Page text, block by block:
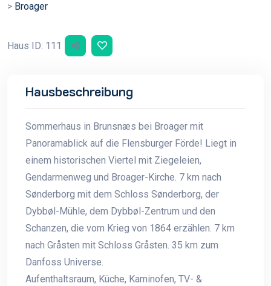
> Broager
Haus ID: 111
Hausbeschreibung
Sommerhaus in Brunsnæs bei Broager mit
Panoramablick auf die Flensburger Förde! Liegt in
einem historischen Viertel mit Ziegeleien,
Gendarmenweg und Broager-Kirche. 7 km nach
Sønderborg mit dem Schloss Sønderborg, der
Dybbøl-Mühle, dem Dybbøl-Zentrum und den
Schanzen, die vom Krieg von 1864 erzählen. 7 km
nach Gråsten mit Schloss Gråsten. 35 km zum
Danfoss Universe.
Aufenthaltsraum, Küche, Kaminofen, TV- &